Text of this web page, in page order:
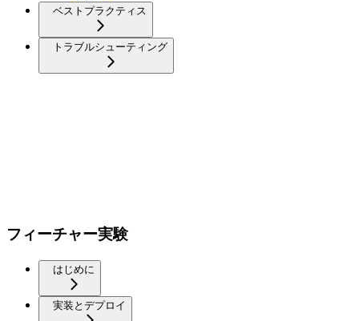
ベストプラクティス
トラブルシューティング
フィーチャー実験
はじめに
実装とデプロイ